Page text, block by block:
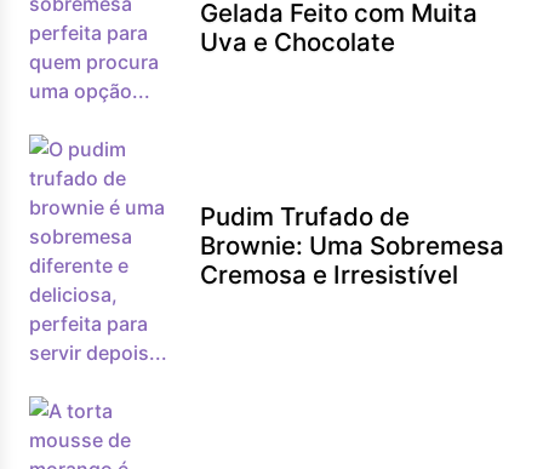
Gelada Feito com Muita
Uva e Chocolate
Pudim Trufado de
Brownie: Uma Sobremesa
Cremosa e Irresistível